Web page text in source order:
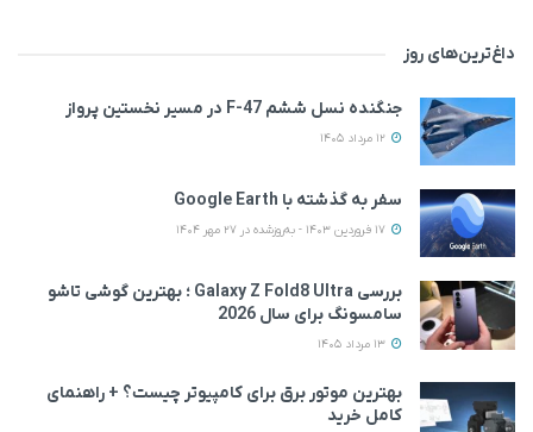
داغ‌ترین‌های روز
جنگنده نسل ششم F-47 در مسیر نخستین پرواز
سفر به گذشته با Google Earth
بررسی Galaxy Z Fold8 Ultra ؛ بهترین گوشی تاشو
سامسونگ برای سال 2026
بهترین موتور برق برای کامپیوتر چیست؟ + راهنمای
کامل خرید